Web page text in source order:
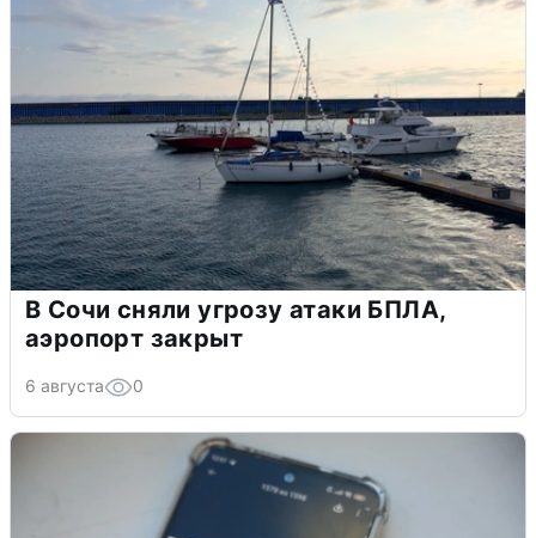
В Сочи сняли угрозу атаки БПЛА,
аэропорт закрыт
6 августа 0